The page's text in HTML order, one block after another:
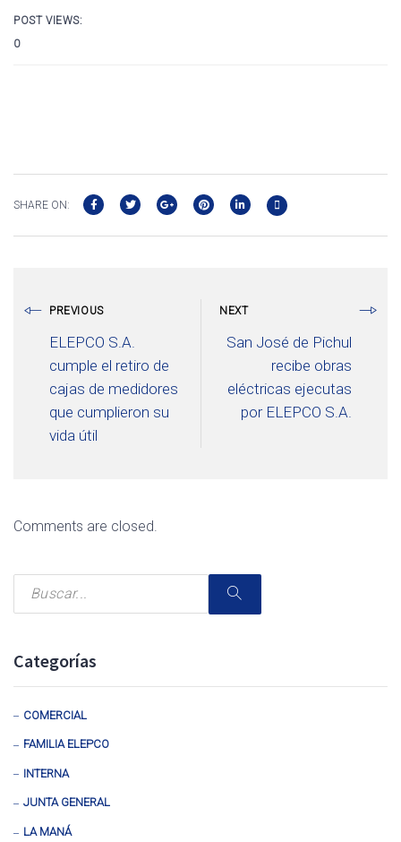
POST VIEWS:
0
SHARE ON:
PREVIOUS
ELEPCO S.A.
cumple el retiro de
cajas de medidores
que cumplieron su
vida útil
NEXT
San José de Pichul
recibe obras
eléctricas ejecutas
por ELEPCO S.A.
Comments are closed.
Categorías
COMERCIAL
FAMILIA ELEPCO
INTERNA
JUNTA GENERAL
LA MANÁ